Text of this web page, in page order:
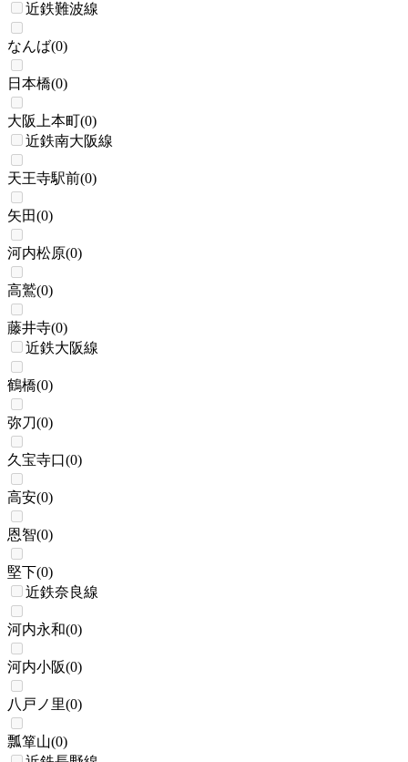
近鉄難波線
なんば(0)
日本橋(0)
大阪上本町(0)
近鉄南大阪線
天王寺駅前(0)
矢田(0)
河内松原(0)
高鷲(0)
藤井寺(0)
近鉄大阪線
鶴橋(0)
弥刀(0)
久宝寺口(0)
高安(0)
恩智(0)
堅下(0)
近鉄奈良線
河内永和(0)
河内小阪(0)
八戸ノ里(0)
瓢箪山(0)